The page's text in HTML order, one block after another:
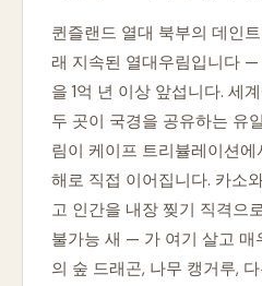
퀸즐랜드 열대 북부의 데인
래 지속된 열대우림입니다 —
을 1억 년 이상 앞섭니다. 세
두 곳이 국경을 공유하는 유
림이 케이프 트리뷸레이션에
해로 직접 이어집니다. 카소
고 인간을 내장 찢기 직격으
불가능 새 — 가 여기 살고 매
의 숲 드래곤, 나무 캥거루,